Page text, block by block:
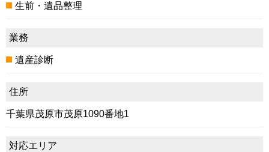
生前・遺品整理
業務
遺産診断
住所
千葉県茂原市茂原1090番地1
対応エリア